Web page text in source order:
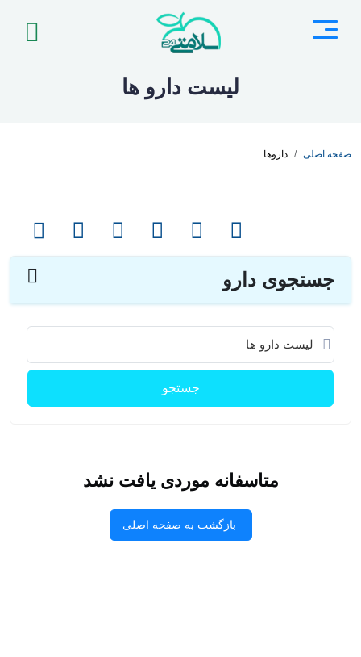
لیست دارو ها
صفحه اصلی داروها
جستجوی دارو
جستجو
متاسفانه موردی یافت نشد
بازگشت به صفحه اصلی